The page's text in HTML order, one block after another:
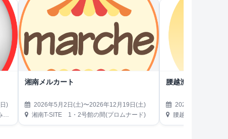
)
湘南メルカート
2026年5月2日(土)〜2026年12月19日(土)
湘南T-SITE 1・2号館の間(プロムナード)
腰越漁業協同組合
2026年5月7日(木)
腰越漁港内